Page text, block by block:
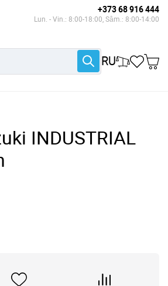
+373 68 916 444
Lun. - Vin.: 8:00-18:00, Sâm.: 8:00-14:00
RU
INDUSTRIAL